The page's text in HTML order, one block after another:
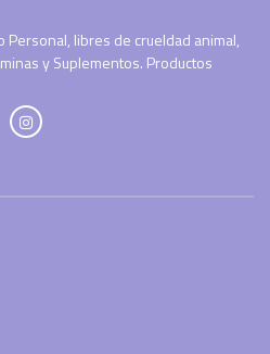
Personal, libres de crueldad animal,
y Suplementos. Productos